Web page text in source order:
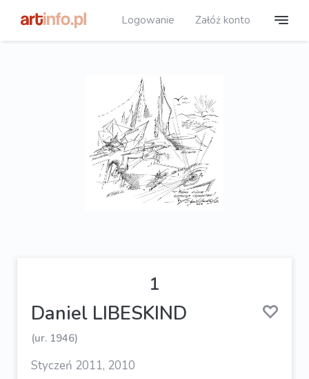
Logowanie Załóż konto
1
Daniel LIBESKIND
(ur. 1946)
Styczeń 2011, 2010